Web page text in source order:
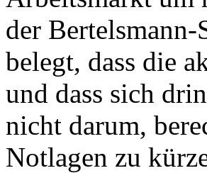
der
belegt, dass die
und dass sich
nicht darum,
Notlagen zu